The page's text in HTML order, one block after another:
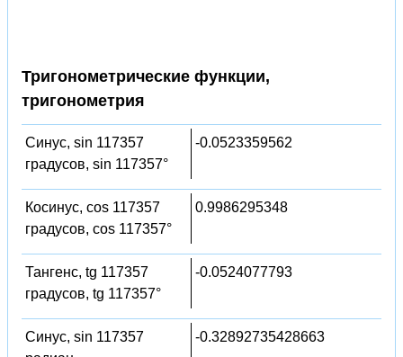
Тригонометрические функции,
тригонометрия
Синус, sin 117357
градусов, sin 117357°
-0.0523359562
Косинус, cos 117357
градусов, cos 117357°
0.9986295348
Тангенс, tg 117357
градусов, tg 117357°
-0.0524077793
Синус, sin 117357
-0.32892735428663